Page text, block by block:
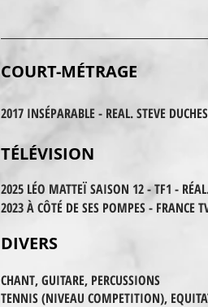
COURT-MÉTRAGE
2017 INSÉPARABLE - REAL. STEVE
TÉLÉVISION
2025 LÉO MATTEÏ SAISON 12 - TF1 -
2023 À CÔTÉ DE SES POMPES - FRANCE
DIVERS
CHANT, GUITARE, PERCUSSIONS
TENNIS (NIVEAU COMPETITION),